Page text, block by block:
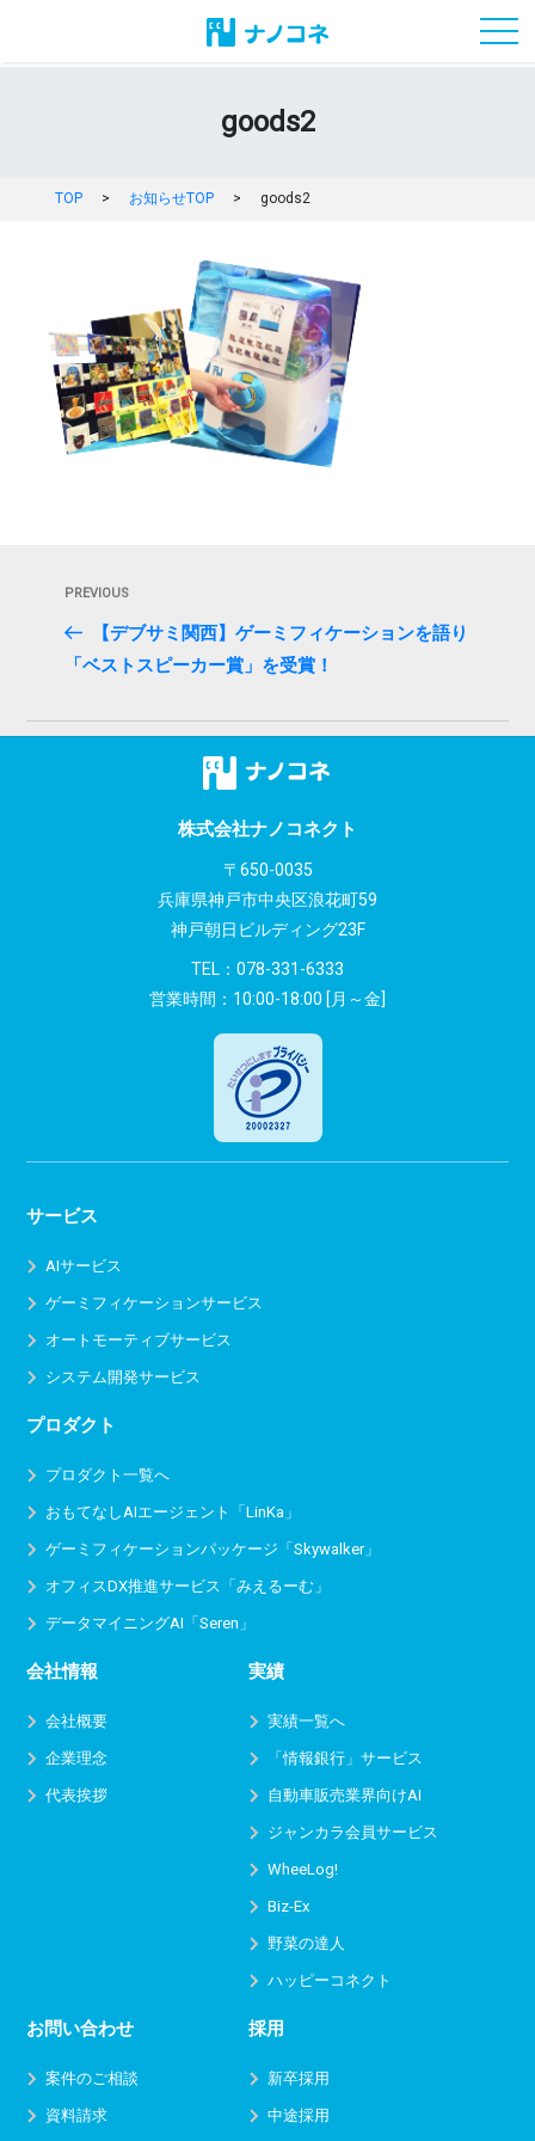
goods2
TOP > お知らせTOP > goods2
ゲ
Previous
Post
PREVIOUS
【デブサミ関西】ゲーミフィケーションを語り
「ベストスピーカー賞」を受賞！
株式会社ナノコネクト
〒650-0035
兵庫県神戸市中央区浪花町59
神戸朝日ビルディング23F
TEL： 078-331-6333
営業時間：10:00-18:00 [月～金]
サービス
AIサービス
ゲーミフィケーションサービス
オートモーティブサービス
システム開発サービス
プロダクト
プロダクト一覧へ
おもてなしAIエージェント「LinKa」
ゲーミフィケーションパッケージ「Skywalker」
オフィスDX推進サービス 「みえるーむ」
データマイニングAI「Seren」
会社情報
会社概要
企業理念
代表挨拶
実績
実績一覧へ
「情報銀行」サービス
自動車販売業界向けAI
ジャンカラ会員サービス
WheeLog!
Biz-Ex
野菜の達人
ハッピーコネクト
お問い合わせ
案件のご相談
資料請求
採用
新卒採用
中途採用